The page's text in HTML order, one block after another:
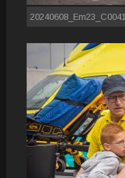
20240608_Em23_C0041